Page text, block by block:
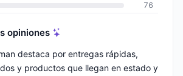
76
opiniones
destaca por entregas rápidas,
y productos que llegan en estado y